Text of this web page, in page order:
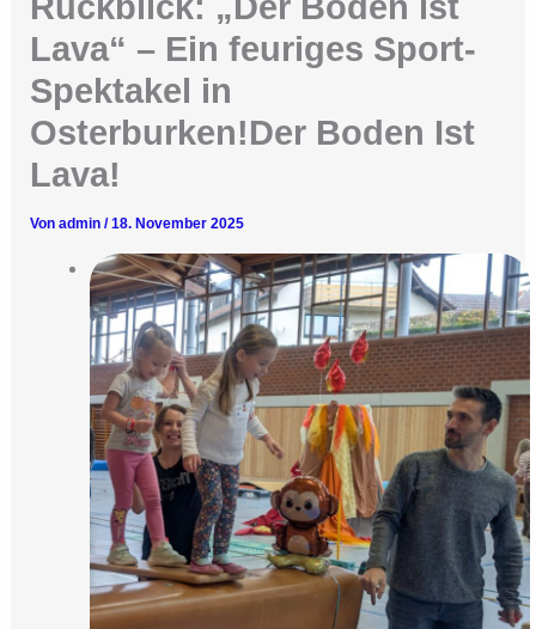
Lava“ – Ein feuriges Sport-
Spektakel in
Osterburken!Der Boden Ist
Lava!
Vonadmin/18. November 2025